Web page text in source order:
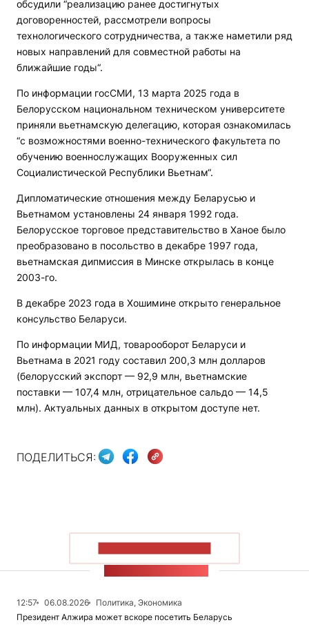
обсудили “реализацию ранее достигнутых
договоренностей, рассмотрели вопросы
технологического сотрудничества, а также наметили ряд
новых направлений для совместной работы на
ближайшие годы“.
По информации госСМИ, 13 марта 2025 года в
Белорусском национальном техническом университете
приняли вьетнамскую делегацию, которая ознакомилась
“с возможностями военно-технического факультета по
обучению военнослужащих Вооруженных сил
Социалистической Республики Вьетнам“.
Дипломатические отношения между Беларусью и
Вьетнамом установлены 24 января 1992 года.
Белорусское торговое представительство в Ханое было
преобразовано в посольство в декабре 1997 года,
вьетнамская дипмиссия в Минске открылась в конце
2003-го.
В декабре 2023 года в Хошимине открыто генеральное
консульство Беларуси.
По информации МИД, товарооборот Беларуси и
Вьетнама в 2021 году составил 200,3 млн долларов
(белорусский экспорт — 92,9 млн, вьетнамские
поставки — 107,4 млн, отрицательное сальдо — 14,5
млн). Актуальных данных в открытом доступе нет.
ПОДЕЛИТЬСЯ:
12:57 06.08.2026
Политика, Экономика
Президент Алжира может вскоре посетить Беларусь